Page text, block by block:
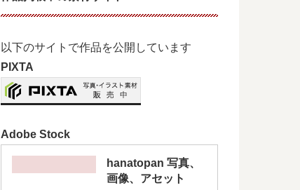
以下のサイトで作品を公開しています
PIXTA
Adobe Stock
hanatopan 写真、
画像、アセット